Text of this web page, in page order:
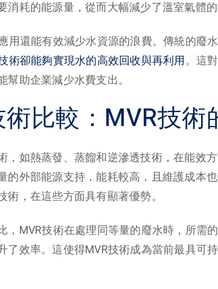
消耗的能源量，從而大幅減少了溫室氣體的
用還能有效減少水資源的浪費。傳統的廢
術卻能夠實現水的高效回收與再利用 。這
幫助企業減少水費支出。
比較：MVR技術
，如熱蒸發、蒸餾和逆滲透技術，在能效
的外部能源支持，能耗較高，且維護成本
術，在這些方面具有顯著優勢。
，MVR技術在處理同等量的廢水時，所需
了效率。這使得MVR技術成為當前最具可